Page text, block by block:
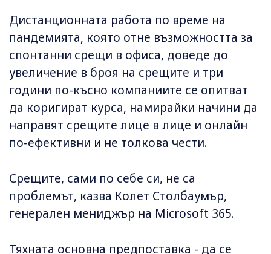
Дистанционната работа по време на
пандемията, която отне възможността за
спонтанни срещи в офиса, доведе до
увеличение в броя на срещите и три
години по-късно компаниите се опитват
да коригират курса, намирайки начини да
направят срещите лице в лице и онлайн
по-ефективни и не толкова чести.
Срещите, сами по себе си, не са
проблемът, казва Колет Столбаумър,
генерален мениджър на Microsoft 365.
Тяхната основна предпоставка - да се